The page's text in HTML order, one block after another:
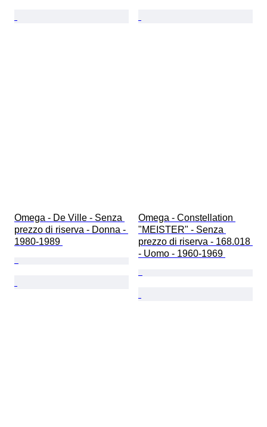
Omega - De Ville - Senza
prezzo di riserva - Donna -
1980-1989
Omega - Constellation
"MEISTER" - Senza
prezzo di riserva - 168.018
- Uomo - 1960-1969